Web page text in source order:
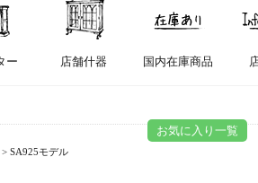
お気に入り一覧
> SA925モデル